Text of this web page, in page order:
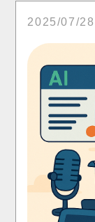
2025/07/28